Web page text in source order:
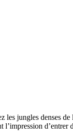
jungles denses
d’entrer